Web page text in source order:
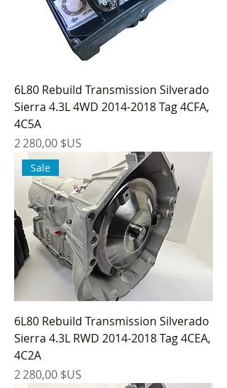
6L80 Rebuild Transmission Silverado
Sierra 4.3L 4WD 2014-2018 Tag 4CFA,
4C5A
Prix
2 280,00 $US
Sale
6L80 Rebuild Transmission Silverado
Sierra 4.3L RWD 2014-2018 Tag 4CEA,
4C2A
Prix
2 280,00 $US